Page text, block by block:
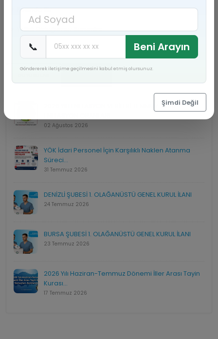
Basında Biz
Yetkili Olduğumuz Kurumlar
2026 YILI ENFLASYON VERİLERİ TEMMUZ 2026
02 Ağustos 2026
YÖK İdari Personel İçin Karşılıklı Naklen Atanma
Süreci...
31 Temmuz 2026
DENİZLİ ŞUBESİ 1. OLAĞANÜSTÜ GENEL KURUL İLANI
24 Temmuz 2026
BURSA ŞUBESİ 1. OLAĞANÜSTÜ GENEL KURUL İLANI
23 Temmuz 2026
2026 Yılı Haziran-Temmuz Dönemi İller Arası Tayin
Kurası...
17 Temmuz 2026
📞 Beni Arayın
Göndererek iletişime geçilmesini kabul etmiş olursunuz.
Şimdi Değil